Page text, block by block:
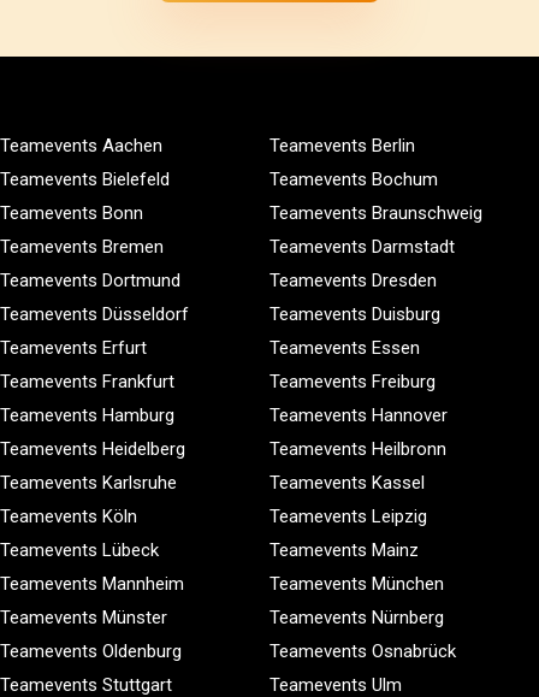
Teamevents Aachen
Teamevents Berlin
Teamevents Bielefeld
Teamevents Bochum
Teamevents Bonn
Teamevents Braunschweig
Teamevents Bremen
Teamevents Darmstadt
Teamevents Dortmund
Teamevents Dresden
Teamevents Düsseldorf
Teamevents Duisburg
Teamevents Erfurt
Teamevents Essen
Teamevents Frankfurt
Teamevents Freiburg
Teamevents Hamburg
Teamevents Hannover
Teamevents Heidelberg
Teamevents Heilbronn
Teamevents Karlsruhe
Teamevents Kassel
Teamevents Köln
Teamevents Leipzig
Teamevents Lübeck
Teamevents Mainz
Teamevents Mannheim
Teamevents München
Teamevents Münster
Teamevents Nürnberg
Teamevents Oldenburg
Teamevents Osnabrück
Teamevents Stuttgart
Teamevents Ulm